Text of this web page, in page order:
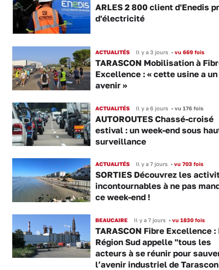
ARLES 2 800 client d'Enedis
d'électricité
ACTUALITÉS Il y a 3 jours •vu 669 fois
TARASCON Mobilisation à
Excellence : « cette usine a un
avenir »
ACTUALITÉS Il y a 6 jours •vu 176 fois
AUTOROUTES Chassé-croisé
estival : un week-end sous
surveillance
ACTUALITÉS Il y a 7 jours •vu 703 fois
SORTIES Découvrez les
incontournables à ne pas
ce week-end !
BEAUCAIRE Il y a 7 jours •vu 1830 fois
TARASCON Fibre Excellence :
Région Sud appelle "tous les
acteurs à se réunir pour
l’avenir industriel de